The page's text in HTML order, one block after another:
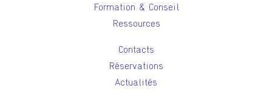
Formation & Conseil
Ressources
Contacts
Réservations
Actualités